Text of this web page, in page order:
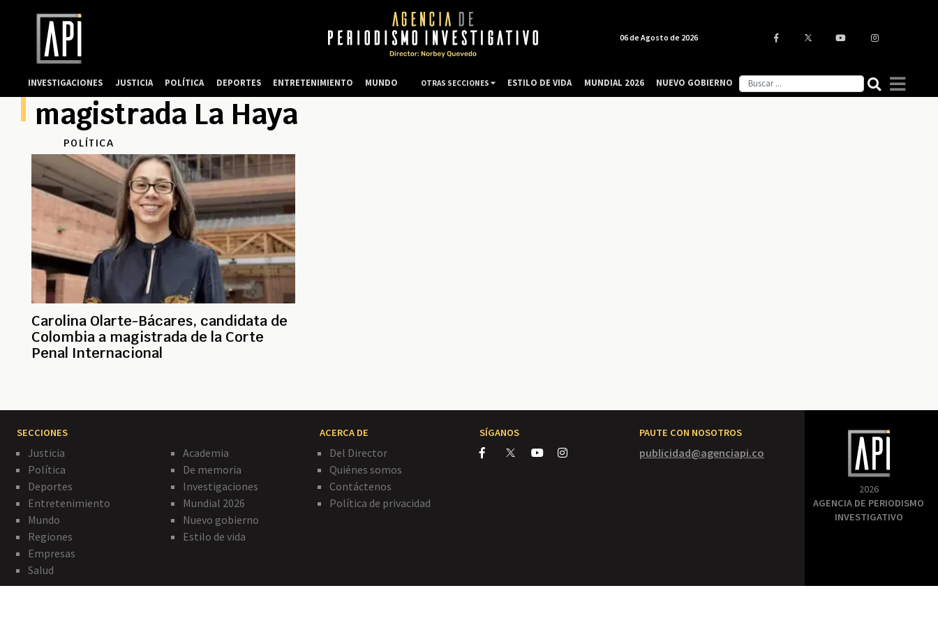
magistrada La Haya
POLÍTICA
Carolina Olarte-Bácares, candidata de
Colombia a magistrada de la Corte
Penal Internacional
SECCIONES
Justicia
Política
Deportes
Entretenimiento
Mundo
Regiones
Empresas
Salud
Academia
De memoria
Investigaciones
Mundial 2026
Nuevo gobierno
Estilo de vida
ACERCA DE
Del Director
Quiénes somos
Contáctenos
Política de privacidad
SÍGANOS PAUTE CON NOSOTROS
publicidad@agenciapi.co
2026
AGENCIA DE PERIODISMO
INVESTIGATIVO
06 de Agosto de 2026
INVESTIGACIONES JUSTICIA POLÍTICA DEPORTES ENTRETENIMIENTO MUNDO OTRAS SECCIONES ESTILO DE VIDA MUNDIAL 2026 NUEVO GOBIERNO